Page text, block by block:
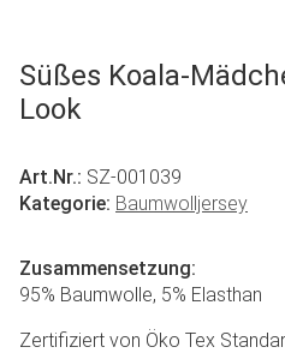
Süßes Koala-
Look
Art.Nr.: SZ-001039
Kategorie: Baumwolljersey
Zusammensetzung:
95% Baumwolle, 5% Elasthan
Zertifiziert von Öko Tex